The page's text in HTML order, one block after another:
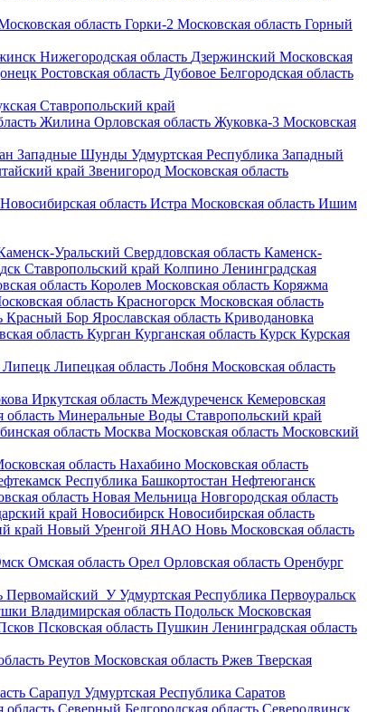
область Горки-2 Московская область Горный
Нижегородская область Дзержинский Московская
Ростовская область Дубовое Белгородская область
Ставропольский край
Жилина Орловская область Жуковка-3 Московская
Западные Шунды Удмуртская Республика Западный
край Звенигород Московская область
Новосибирская область Истра Московская область Ишим
Уральский Свердловская область Каменск-
Ставропольский край Колпино Ленинградская
область Королев Московская область Коряжма
область Красногорск Московская область
Красный Бор Ярославская область Криводановка
область Курган Курганская область Курск Курская
Липецк Липецкая область Лобня Московская область
Иркутская область Междуреченск Кемеровская
область Минеральные Воды Ставропольский край
область Москва Московская область Московский
область Нахабино Московская область
Республика Башкортостан Нефтеюганск
область Новая Мельница Новгородская область
край Новосибирск Новосибирская область
край Новый Уренгой ЯНАО Новь Московская область
Омская область Орел Орловская область Оренбург
Первомайский_У Удмуртская Республика Первоуральск
Владимирская область Подольск Московская
Псковская область Пушкин Ленинградская область
Реутов Московская область Ржев Тверская
Сарапул Удмуртская Республика Саратов
область Северный Белгородская область Северодвинск